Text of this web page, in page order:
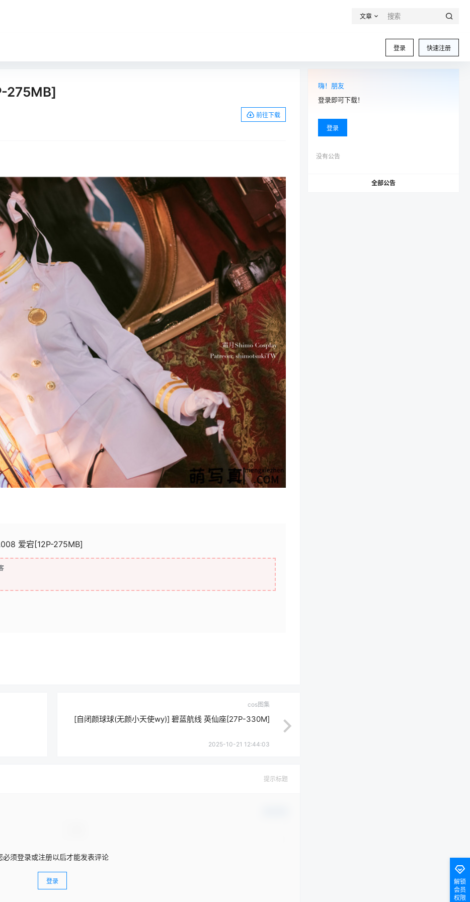
文章
登录 快速注册
275MB]
前往下载
爱宕[12P-275MB]
cos图集
[自闭颜球球(无颜小天使wy)] 碧蓝航线 英仙座[27P-330M]
2025-10-21 12:44:03
提示标题
必须登录或注册以后才能发表评论
登录
嗨！朋友
登录即可下载！
登录
没有公告
全部公告
解锁
会员
权限